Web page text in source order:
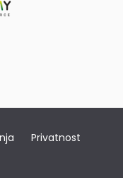
Privatnost